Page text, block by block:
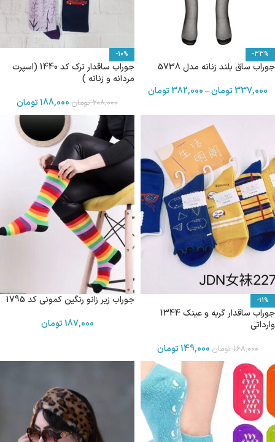
-33%
جوراب ساق بلند زنانه مدل 5738
337,000تومان–
382,000تومان
-10%
جوراب ساقدار ترک کد 1440 (اسپرت
مردانه و زنانه )
208,000 تومان 188,000تومان
-11%
جوراب ساقدار گربه و عینک 1344
وارداتی
168,000 تومان 149,000تومان
جوراب زیر زانو رنگین کمونی کد 1795
187,000تومان